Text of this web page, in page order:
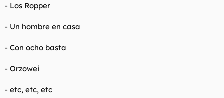
- Los Ropper
- Un hombre en casa
- Con ocho basta
- Orzowei
- etc, etc, etc